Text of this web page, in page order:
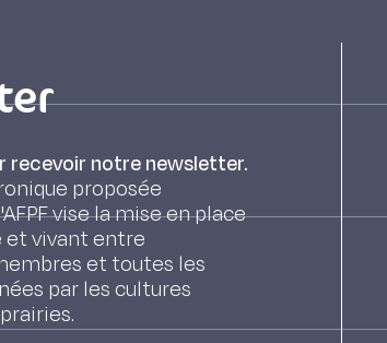
: une voie de
de lisier dans les prairies :
Bockstaele E.
recevoir notre newsletter.
proposée
vise la mise en place
et vivant entre
et toutes les
par les cultures